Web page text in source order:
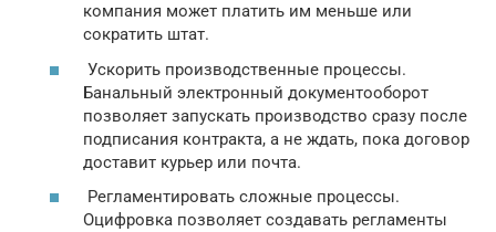
компания может платить им меньше или
сократить штат.
Ускорить производственные процессы.
Банальный электронный документооборот
позволяет запускать производство сразу после
подписания контракта, а не ждать, пока договор
доставит курьер или почта.
Регламентировать сложные процессы.
Оцифровка позволяет создавать регламенты